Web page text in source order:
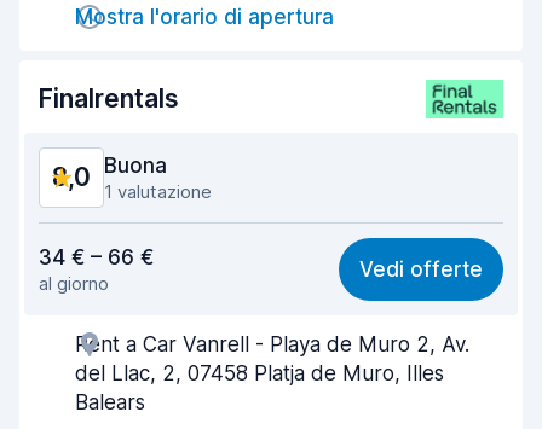
Rapidità della riconsegna
7,8
Mostra l'orario di apertura
Finalrentals
8,0 Buona
1 valutazione
7,9
Facile da trovare 8,2
Gentilezza degli agenti
Rapidità del ritiro
34 € – 66 €
al giorno
Vedi offerte
Rent a Car Vanrell - Playa de Muro 2, Av.
del Llac, 2, 07458 Platja de Muro, Illes
Balears